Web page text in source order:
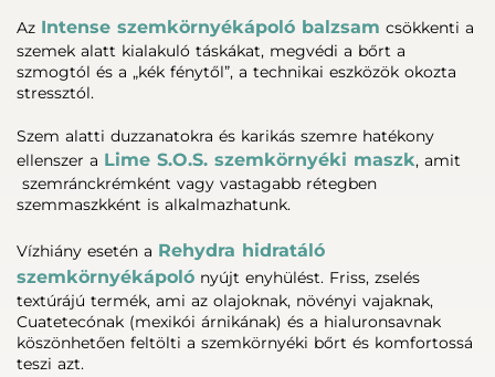
Az Intense szemkörnyékápoló balzsam csökkenti a
szemek alatt kialakuló táskákat, megvédi a bőrt a
szmogtól és a „kék fénytől”, a technikai eszközök okozta
stressztól.
Szem alatti duzzanatokra és karikás szemre hatékony
ellenszer a Lime S.O.S. szemkörnyéki maszk, amit
szemránckrémként vagy vastagabb rétegben
szemmaszkként is alkalmazhatunk.
Vízhiány esetén a Rehydra hidratáló
szemkörnyékápoló nyújt enyhülést. Friss, zselés
textúrájú termék, ami az olajoknak, növényi vajaknak,
Cuatetecónak (mexikói árnikának) és a hialuronsavnak
köszönhetően feltölti a szemkörnyéki bőrt és komfortossá
teszi azt.